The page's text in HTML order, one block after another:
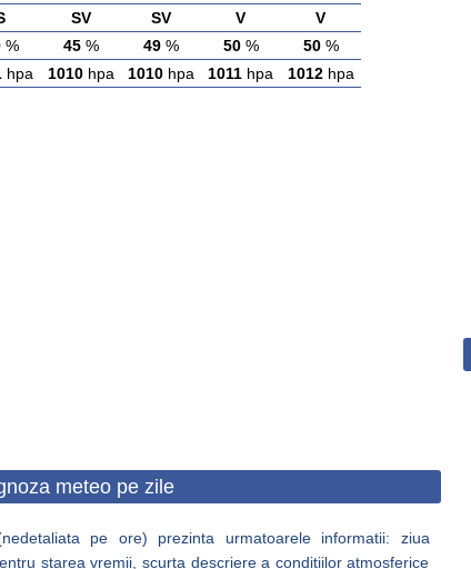
SV SV V V
% 45% 49% 50% 50%
hpa 1010hpa 1010hpa 1011 hpa 1012hpa
meteo pe zile
pe ore) prezinta urmatoarele informatii: ziua
starea vremii, scurta descriere a conditiilor atmosferice